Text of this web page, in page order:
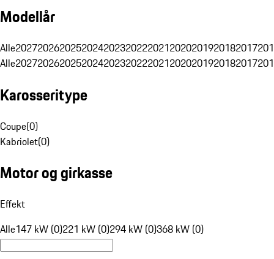
Modellår
Alle20272026202520242023202220212020201920182017
Alle20272026202520242023202220212020201920182017
Karosseritype
Coupe(0)
Kabriolet(0)
Motor og girkasse
Effekt
Alle147 kW (0)221 kW (0)294 kW (0)368 kW (0)